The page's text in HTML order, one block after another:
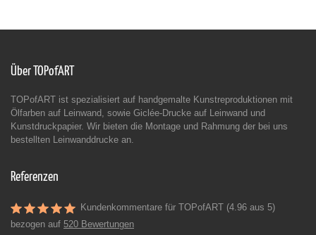
Über TOPofART
TOPofART ist spezialisiert auf handgemalte Kunstreproduktionen mit
Ölfarben auf Leinwand, sowie Giclée-Drucke auf Leinwand und
Kunstdruckpapier. Wir bieten die Montage und Rahmung der bei uns
bestellten Leinwanddrucke an.
Referenzen
Kundenkommentare für TOPofART (4.96 aus 5)
bezogen auf 520 Bewertungen